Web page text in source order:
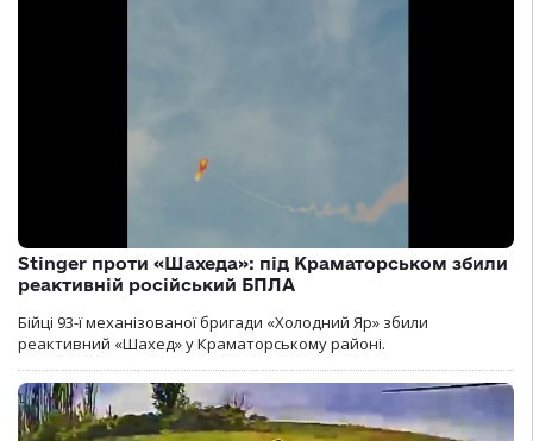
Stinger проти «Шахеда»: під Краматорськом збили
реактивній російський БПЛА
Бійці 93-ї механізованої бригади «Холодний Яр» збили
реактивний «Шахед» у Краматорському районі.